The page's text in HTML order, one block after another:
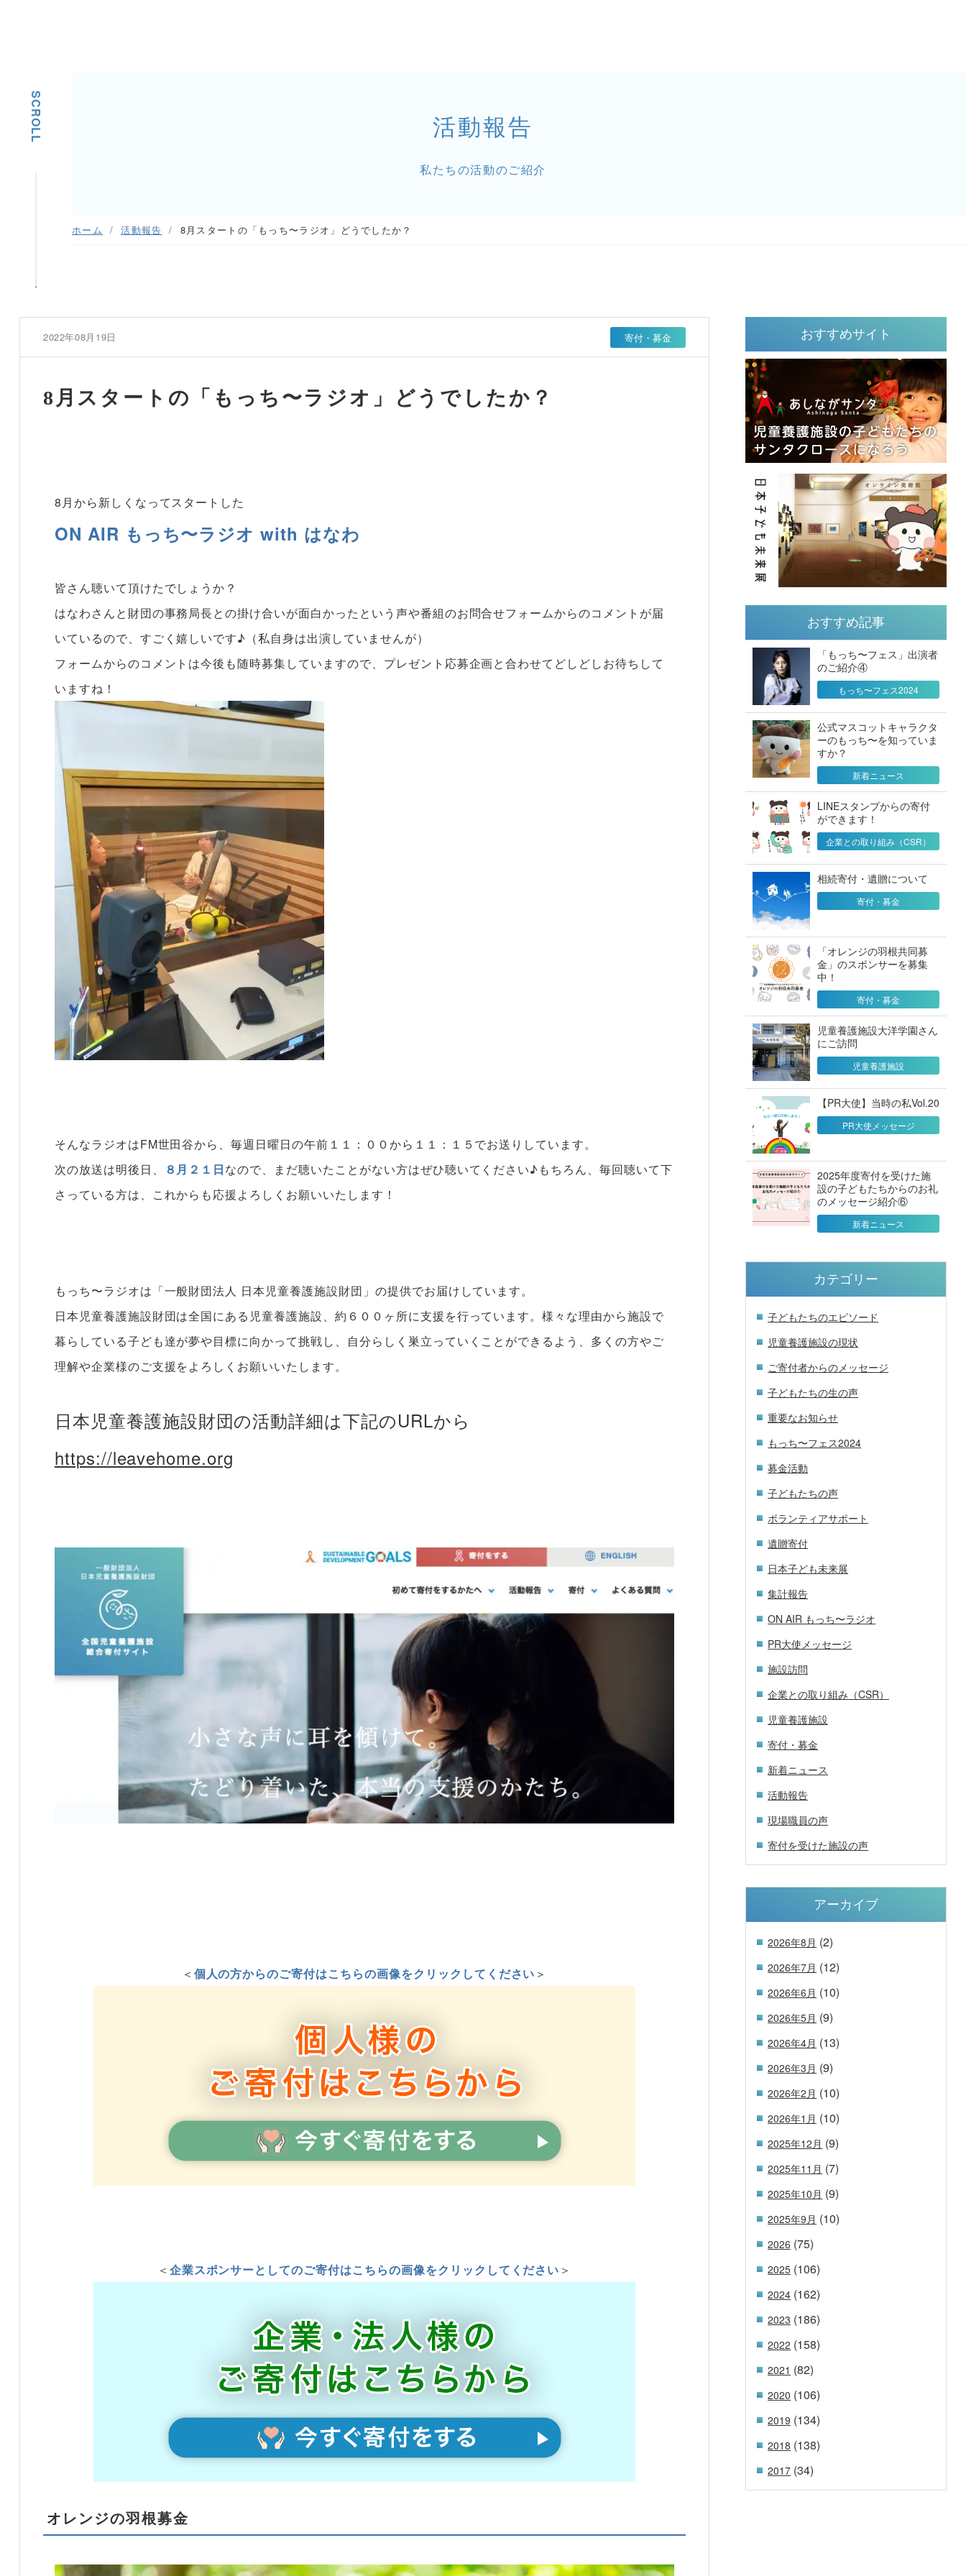
SCROLL 活動報告
私たちの活動のご紹介
ホーム 活動報告 8月スタートの「もっち〜ラジオ」どうでしたか？
2022年08月19日 寄付・募金
8月スタートの「もっち〜ラジオ」どうでしたか？
8月から新しくなってスタートした
ON AIR もっち〜ラジオ with はなわ
皆さん聴いて頂けたでしょうか？
はなわさんと財団の事務局長との掛け合いが面白かったという声や番組のお問合せフォームからのコメントが届
いているので、すごく嬉しいです♪（私自身は出演していませんが）
フォームからのコメントは今後も随時募集していますので、プレゼント応募企画と合わせてどしどしお待ちして
いますね！
そんなラジオはFM世田谷から、毎週日曜日の午前１１：００から１１：１５でお送りしています。
次の放送は明後日、
８月２１日なので、まだ聴いたことがない方はぜひ聴いてください♪もちろん、毎回聴いて下
さっている方は、これからも応援よろしくお願いいたします！
もっち〜ラジオは「一般財団法人 日本児童養護施設財団」の提供でお届けしています。
日本児童養護施設財団は全国にある児童養護施設、約６００ヶ所に支援を行っています。様々な理由から施設で
暮らしている子ども達が夢や目標に向かって挑戦し、自分らしく巣立っていくことができるよう、多くの方やご
理解や企業様のご支援をよろしくお願いいたします。
日本児童養護施設財団の活動詳細は下記のURLから
https://leavehome.org
＜ 個人の方からのご寄付はこちらの画像をクリックしてください ＞
＜ 企業スポンサーとしてのご寄付はこちらの画像をクリックしてください ＞
オレンジの羽根募金
おすすめサイト
おすすめ記事
「もっち〜フェス」出演者
のご紹介④
もっち〜フェス2024
公式マスコットキャラクタ
ーのもっち〜を知っていま
すか？
新着ニュース
LINEスタンプからの寄付
ができます！
企業との取り組み（CSR）
相続寄付・遺贈について
寄付・募金
「オレンジの羽根共同募
金」のスポンサーを募集
中！
寄付・募金
児童養護施設大洋学園さん
にご訪問
児童養護施設
【PR大使】当時の私Vol.20
PR大使メッセージ
2025年度寄付を受けた施
設の子どもたちからのお礼
のメッセージ紹介⑥
新着ニュース
カテゴリー
子どもたちのエピソード
児童養護施設の現状
ご寄付者からのメッセージ
子どもたちの生の声
重要なお知らせ
もっち〜フェス2024
募金活動
子どもたちの声
ボランティアサポート
遺贈寄付
日本子ども未来展
集計報告
ON AIR もっち〜ラジオ
PR大使メッセージ
施設訪問
企業との取り組み（CSR）
児童養護施設
寄付・募金
新着ニュース
活動報告
現場職員の声
寄付を受けた施設の声
アーカイブ
2026年8月 (2)
2026年7月 (12)
2026年6月 (10)
2026年5月 (9)
2026年4月 (13)
2026年3月 (9)
2026年2月 (10)
2026年1月 (10)
2025年12月 (9)
2025年11月 (7)
2025年10月 (9)
2025年9月 (10)
2026 (75)
2025 (106)
2024 (162)
2023 (186)
2022 (158)
2021 (82)
2020 (106)
2019 (134)
2018 (138)
2017 (34)